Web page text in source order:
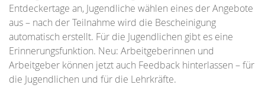
Entdeckertage an, Jugendliche wählen eines der Angebote
aus – nach der Teilnahme wird die Bescheinigung
automatisch erstellt. Für die Jugendlichen gibt es eine
Erinnerungsfunktion. Neu: Arbeitgeberinnen und
Arbeitgeber können jetzt auch Feedback hinterlassen – für
die Jugendlichen und für die Lehrkräfte.